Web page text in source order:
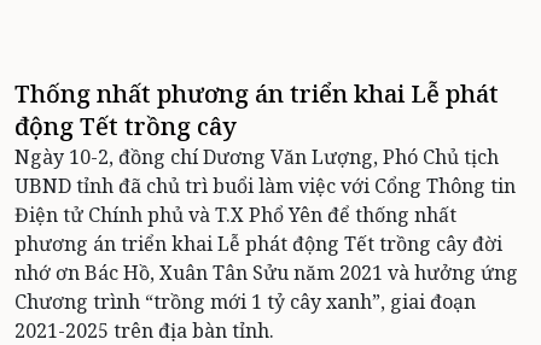
Thống nhất phương án triển khai Lễ phát
động Tết trồng cây
Ngày 10-2, đồng chí Dương Văn Lượng, Phó Chủ tịch
UBND tỉnh đã chủ trì buổi làm việc với Cổng Thông tin
Điện tử Chính phủ và T.X Phổ Yên để thống nhất
phương án triển khai Lễ phát động Tết trồng cây đời
nhớ ơn Bác Hồ, Xuân Tân Sửu năm 2021 và hưởng ứng
Chương trình “trồng mới 1 tỷ cây xanh”, giai đoạn
2021-2025 trên địa bàn tỉnh.